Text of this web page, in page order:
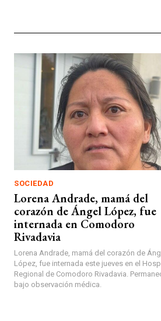
SOCIEDAD
Lorena Andrade, mamá del
corazón de Ángel López, fue
internada en Comodoro
Rivadavia
Lorena Andrade, mamá del corazón de
López, fue internada este jueves en el
Regional de Comodoro Rivadavia.
bajo observación médica.